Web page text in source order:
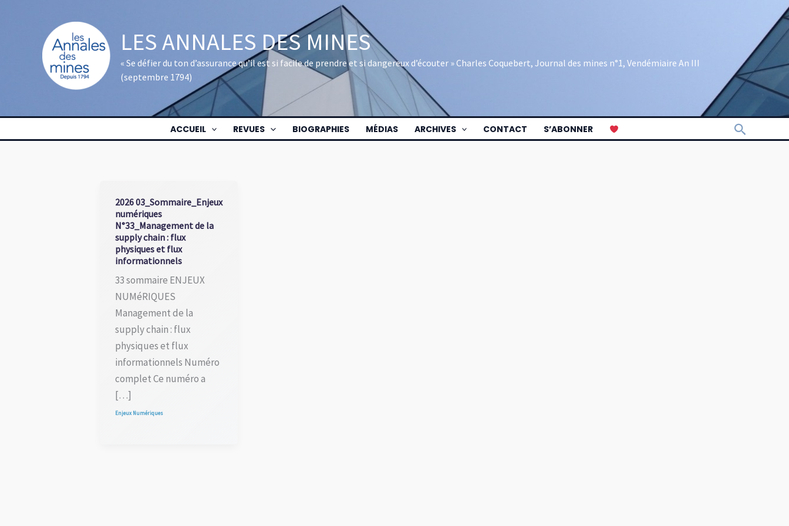
LES ANNALES DES MINES
« Se défier du ton d’assurance qu’il est si facile de prendre et si dangereux d’écouter » Charles Coquebert, Journal des mines n°1, Vendémiaire An III
(septembre 1794)
ACCUEIL REVUES BIOGRAPHIES MÉDIAS ARCHIVES CONTACT S’ABONNER
2026 03_Sommaire_Enjeux
numériques
N°33_Management de la
supply chain : flux
physiques et flux
informationnels
33 sommaire ENJEUX
NUMéRIQUES
Management de la
supply chain : flux
physiques et flux
informationnels Numéro
complet Ce numéro a
[…]
Enjeux Numériques